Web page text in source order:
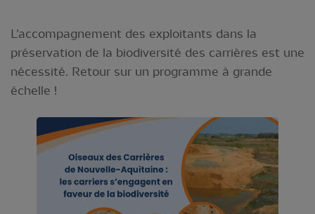
L’accompagnement des exploitants dans la
préservation de la biodiversité des carrières est une
nécessité. Retour sur un programme à grande
échelle !